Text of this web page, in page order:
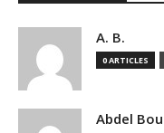
A. B.
0 ARTICLES
Abdel